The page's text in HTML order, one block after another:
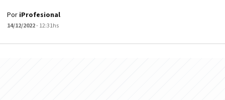
Por iProfesional
14/12/2022- 12:31hs